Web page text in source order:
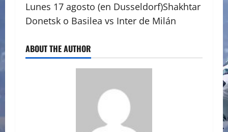
Lunes 17 agosto (en Dusseldorf)Shakhtar
Donetsk o Basilea vs Inter de Milán
ABOUT THE AUTHOR